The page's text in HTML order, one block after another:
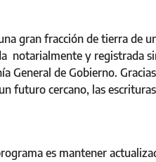
gran fracción de tierra de
notarialmente y registrada
General de Gobierno.
futuro cercano, las
es mantener